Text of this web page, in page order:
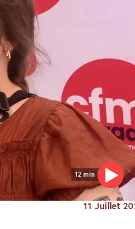
12 min
11 Juillet